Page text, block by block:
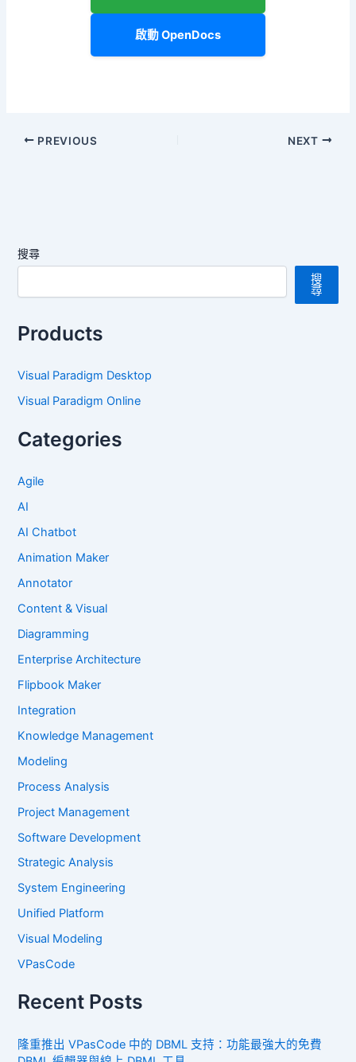
啟動 OpenDocs
PREVIOUS NEXT
搜尋
搜
尋
Products
Visual Paradigm Desktop
Visual Paradigm Online
Categories
Agile
AI
AI Chatbot
Animation Maker
Annotator
Content & Visual
Diagramming
Enterprise Architecture
Flipbook Maker
Integration
Knowledge Management
Modeling
Process Analysis
Project Management
Software Development
Strategic Analysis
System Engineering
Unified Platform
Visual Modeling
VPasCode
Recent Posts
隆重推出 VPasCode 中的 DBML 支持：功能最強大的免費